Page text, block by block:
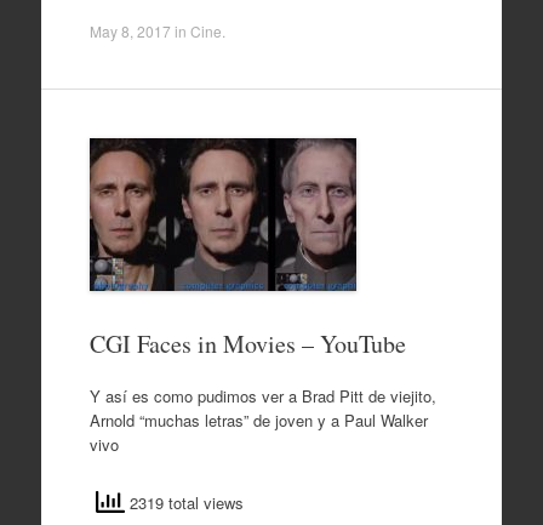
May 8, 2017 in Cine
CGI Faces in Movies – YouTube
Y así es como pudimos ver a Brad Pitt de viejito,
Arnold “muchas letras” de joven y a Paul Walker
vivo
2319 total views